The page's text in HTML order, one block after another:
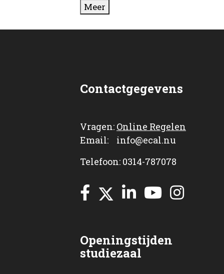
Meer
Contactgegevens
Vragen: Online Regelen
Email: info@ecal.nu
Telefoon: 0314-787078
Openingstijden
studiezaal